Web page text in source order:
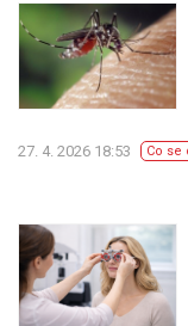
27. 4. 2026 18:53 Co se